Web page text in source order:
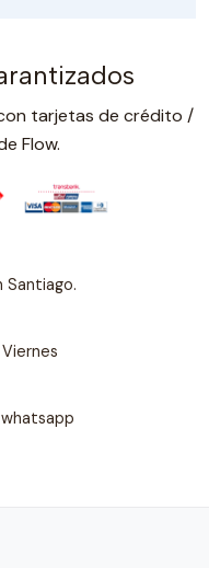
tarjetas de crédito /
Flow.
Santiago.